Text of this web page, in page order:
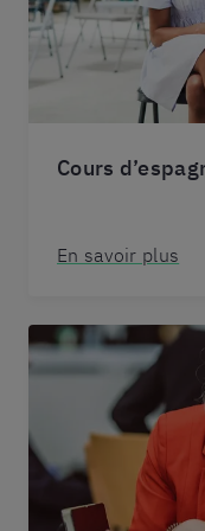
Cours
En savoir plus